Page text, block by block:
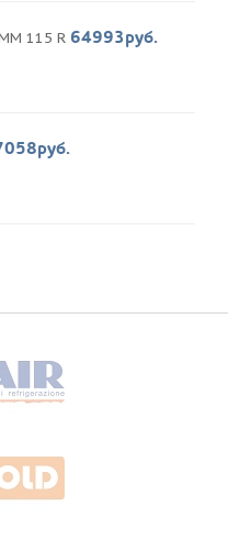
115 R 64993руб.